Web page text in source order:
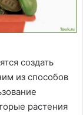
создать
из способов
растения